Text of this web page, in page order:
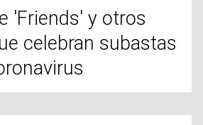
'Friends' y otros
celebran subastas